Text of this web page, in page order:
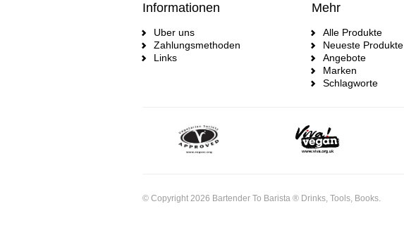
Informationen
Uber uns
Zahlungsmethoden
Links
Mehr
Alle Produkte
Neueste Produkte
Angebote
Marken
Schlagworte
© Copyright 2026 Bartender To Barista ® Drinks, Tools, Books.